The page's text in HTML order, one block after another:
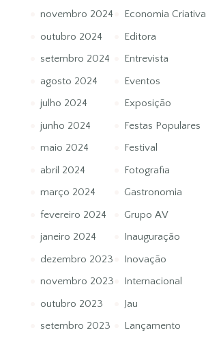
novembro 2024
outubro 2024
setembro 2024
agosto 2024
julho 2024
junho 2024
maio 2024
abril 2024
março 2024
fevereiro 2024
janeiro 2024
dezembro 2023
novembro 2023
outubro 2023
setembro 2023
Economia Criativa
Editora
Entrevista
Eventos
Exposição
Festas Populares
Festival
Fotografia
Gastronomia
Grupo AV
Inauguração
Inovação
Internacional
Jau
Lançamento